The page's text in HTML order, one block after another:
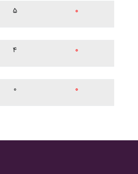
۵ ۰
۴ ۰
۰ ۰